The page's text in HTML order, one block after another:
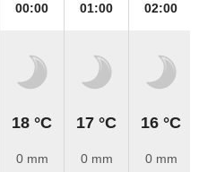
00:00
18 °C
0 mm
01:00
17 °C
0 mm
02:00
16 °C
0 mm